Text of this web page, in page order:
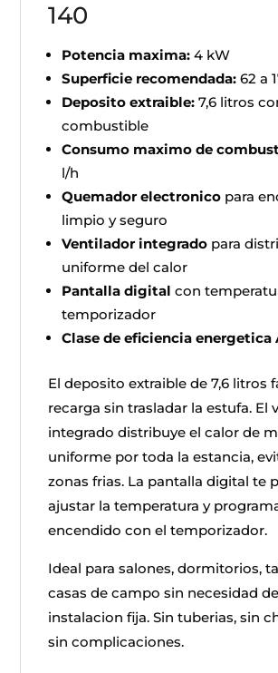
140
Potencia maxima: 4 kW
Superficie recomendada: 62 a
Deposito extraible: 7,6 litros
combustible
Consumo maximo de
l/h
Quemador electronico para
limpio y seguro
Ventilador integrado para
uniforme del calor
Pantalla digital con
temporizador
Clase de eficiencia energetica
El deposito extraible de 7,6 litros
recarga sin trasladar la estufa. El
integrado distribuye el calor de
uniforme por toda la estancia,
zonas frias. La pantalla digital te
ajustar la temperatura y
encendido con el temporizador.
Ideal para salones, dormitorios,
casas de campo sin necesidad de
instalacion fija. Sin tuberias, sin
sin complicaciones.